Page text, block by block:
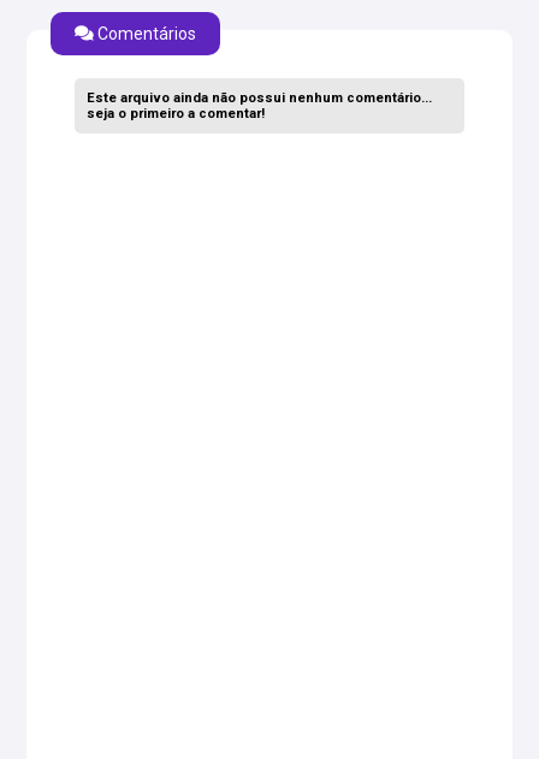
Comentários
Este arquivo ainda não possui nenhum comentário...
seja o primeiro a comentar!